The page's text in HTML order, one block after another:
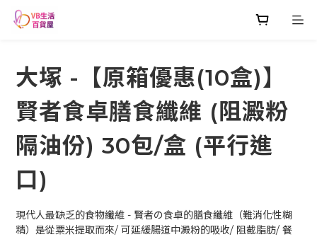
大塚 -【原箱優惠(10盒)】
賢者食卓膳食纖維 (阻澱粉
隔油份) 30包/盒 (平行進
口)
現代人最缺乏的食物纖維 - 賢者の食卓的膳食纖維（難消化性糊
精）是從粟米提取而來/ 可延緩腸道中澱粉的吸收/ 阻截脂肪/ 餐